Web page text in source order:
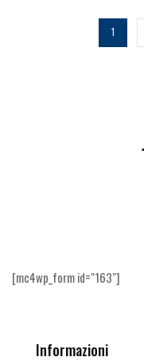
1
[mc4wp_form id="163"]
Informazioni